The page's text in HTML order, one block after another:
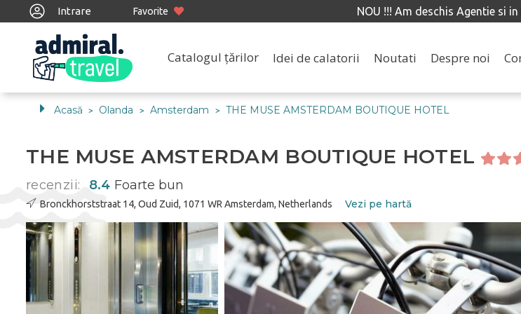
NOU !!! Am deschis Agentie si in
Intrare Favorite
Catalogul țărilor Idei de calatorii Noutati Despre noi
Acasă > Olanda > Amsterdam > THE MUSE AMSTERDAM BOUTIQUE HOTEL
THE MUSE AMSTERDAM BOUTIQUE HOTEL
recenzii: 8.4 Foarte bun
Bronckhorststraat 14, Oud Zuid, 1071 WR Amsterdam, Netherlands Vezi pe hartă